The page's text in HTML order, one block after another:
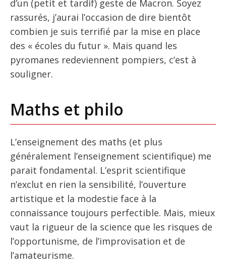
d’un (petit et tardif) geste de Macron. Soyez
rassurés, j’aurai l’occasion de dire bientôt
combien je suis terrifié par la mise en place
des « écoles du futur ». Mais quand les
pyromanes redeviennent pompiers, c’est à
souligner.
Maths et philo
L’enseignement des maths (et plus
généralement l’enseignement scientifique) me
parait fondamental. L’esprit scientifique
n’exclut en rien la sensibilité, l’ouverture
artistique et la modestie face à la
connaissance toujours perfectible. Mais, mieux
vaut la rigueur de la science que les risques de
l’opportunisme, de l’improvisation et de
l’amateurisme.